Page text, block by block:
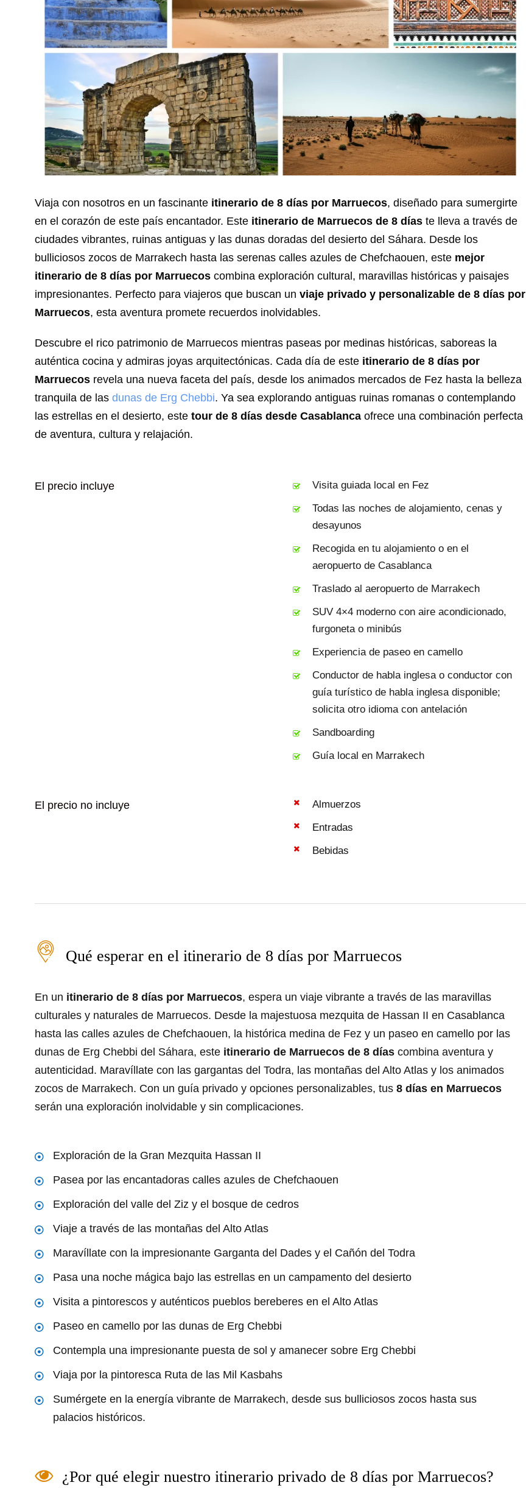
Viaja con nosotros en un fascinante itinerario de 8 días por Marruecos, diseñado para sumergirte
en el corazón de este país encantador. Este itinerario de Marruecos de 8 días te lleva a través de
ciudades vibrantes, ruinas antiguas y las dunas doradas del desierto del Sáhara. Desde los
bulliciosos zocos de Marrakech hasta las serenas calles azules de Chefchaouen, este mejor
itinerario de 8 días por Marruecos combina exploración cultural, maravillas históricas y paisajes
impresionantes. Perfecto para viajeros que buscan un viaje privado y personalizable de 8 días por
Marruecos, esta aventura promete recuerdos inolvidables.
Descubre el rico patrimonio de Marruecos mientras paseas por medinas históricas, saboreas la
auténtica cocina y admiras joyas arquitectónicas. Cada día de este itinerario de 8 días por
Marruecos revela una nueva faceta del país, desde los animados mercados de Fez hasta la belleza
tranquila de las dunas de Erg Chebbi. Ya sea explorando antiguas ruinas romanas o contemplando
las estrellas en el desierto, este tour de 8 días desde Casablanca ofrece una combinación perfecta
de aventura, cultura y relajación.
El precio incluye
Visita guiada local en Fez
Todas las noches de alojamiento, cenas y
desayunos
Recogida en tu alojamiento o en el
aeropuerto de Casablanca
Traslado al aeropuerto de Marrakech
SUV 4×4 moderno con aire acondicionado,
furgoneta o minibús
Experiencia de paseo en camello
Conductor de habla inglesa o conductor con
guía turístico de habla inglesa disponible;
solicita otro idioma con antelación
Sandboarding
Guía local en Marrakech
El precio no incluye
Almuerzos
Entradas
Bebidas
Qué esperar en el itinerario de 8 días por Marruecos
En un itinerario de 8 días por Marruecos, espera un viaje vibrante a través de las maravillas
culturales y naturales de Marruecos. Desde la majestuosa mezquita de Hassan II en Casablanca
hasta las calles azules de Chefchaouen, la histórica medina de Fez y un paseo en camello por las
dunas de Erg Chebbi del Sáhara, este itinerario de Marruecos de 8 días combina aventura y
autenticidad. Maravíllate con las gargantas del Todra, las montañas del Alto Atlas y los animados
zocos de Marrakech. Con un guía privado y opciones personalizables, tus 8 días en Marruecos
serán una exploración inolvidable y sin complicaciones.
Exploración de la Gran Mezquita Hassan II
Pasea por las encantadoras calles azules de Chefchaouen
Exploración del valle del Ziz y el bosque de cedros
Viaje a través de las montañas del Alto Atlas
Maravíllate con la impresionante Garganta del Dades y el Cañón del Todra
Pasa una noche mágica bajo las estrellas en un campamento del desierto
Visita a pintorescos y auténticos pueblos bereberes en el Alto Atlas
Paseo en camello por las dunas de Erg Chebbi
Contempla una impresionante puesta de sol y amanecer sobre Erg Chebbi
Viaja por la pintoresca Ruta de las Mil Kasbahs
Sumérgete en la energía vibrante de Marrakech, desde sus bulliciosos zocos hasta sus
palacios históricos.
¿Por qué elegir nuestro itinerario privado de 8 días por Marruecos?